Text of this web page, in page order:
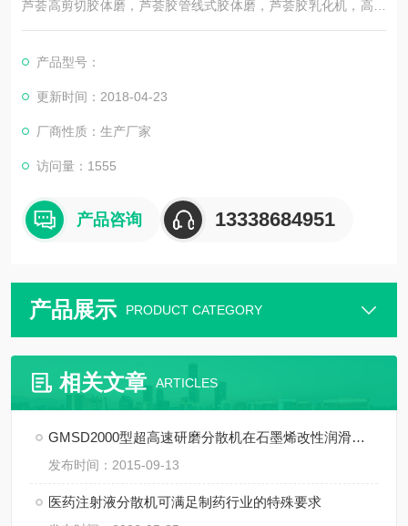
芦荟高剪切胶体磨，芦荟胶管线式胶体磨，芦荟胶乳化机，高剪
切芦荟胶均质机，分体式芦荟胶体磨，管线式芦荟胶乳化机，芦
力，广泛应用于食品，化工，日化用品，医药，农药等行业。
产品型号：
更新时间：2018-04-23
厂商性质：生产厂家
访问量：1555
产品咨询 13338684951
产品展示 PRODUCT CATEGORY
相关文章 ARTICLES
GMSD2000型超高速研磨分散机在石墨烯改性润滑油中的应用
发布时间：2015-09-13
医药注射液分散机可满足制药行业的特殊要求